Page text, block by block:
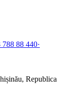
788 88 440·
Republica